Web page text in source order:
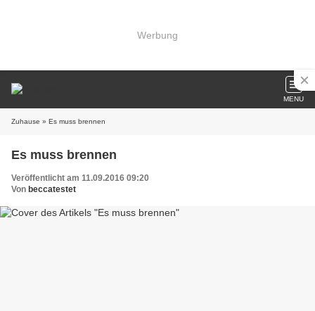
Werbung
MENU
Zuhause » Es muss brennen
Es muss brennen
Veröffentlicht am 11.09.2016 09:20
Von beccatestet